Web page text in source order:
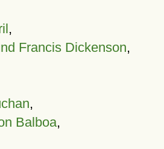
,
Francis Dickenson,
,
Balboa,